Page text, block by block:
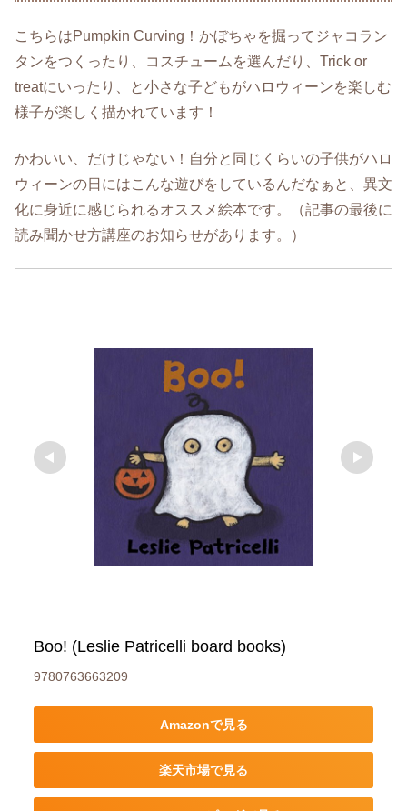
こちらはPumpkin Curving！かぼちゃを掘ってジャコラン
タンをつくったり、コスチュームを選んだり、Trick or
treatにいったり、と小さな子どもがハロウィーンを楽しむ
様子が楽しく描かれています！
かわいい、だけじゃない！自分と同じくらいの子供がハロ
ウィーンの日にはこんな遊びをしているんだなぁと、異文
化に身近に感じられるオススメ絵本です。（記事の最後に
読み聞かせ方講座のお知らせがあります。）
Boo! (Leslie Patricelli board books)
9780763663209
Amazonで見る
楽天市場で見る